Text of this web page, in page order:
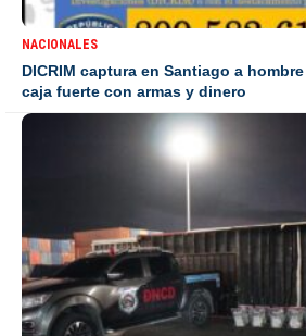
NACIONALES
DICRIM captura en Santiago a
caja fuerte con armas y dinero